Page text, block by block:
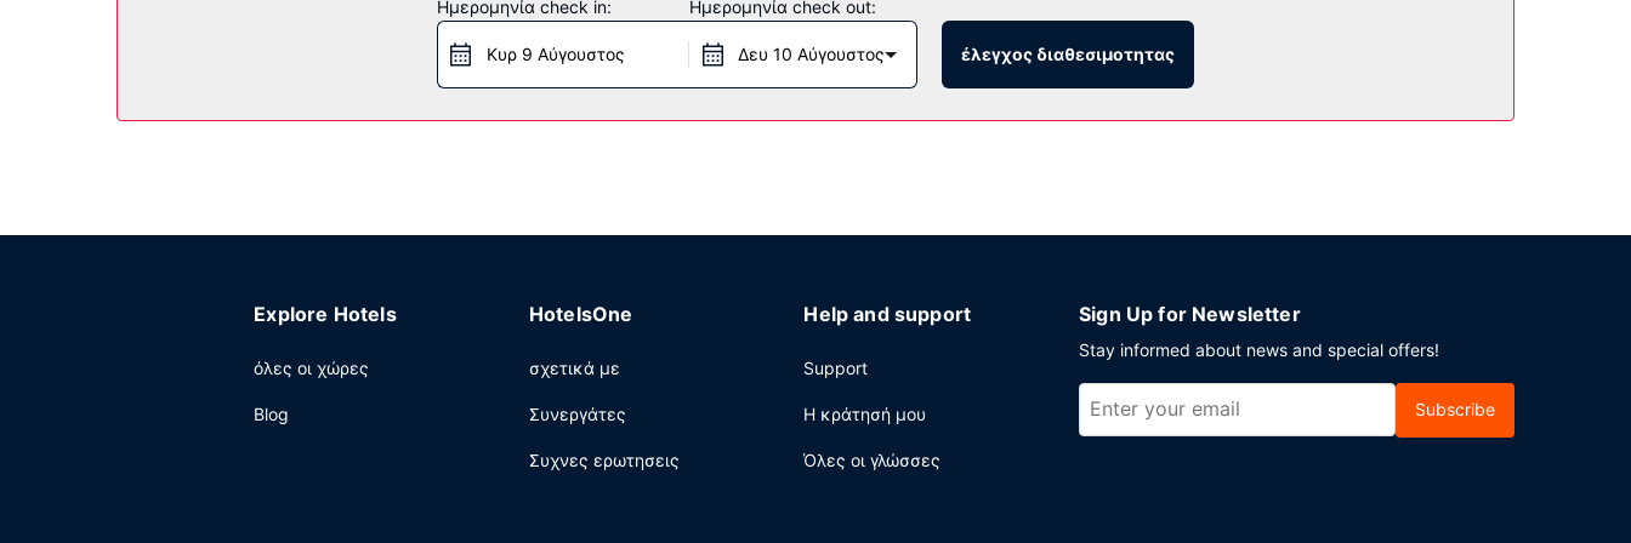
Στις σημαντικές παροχές περιλαμβάνονται ρεσεψιόν όλο το 24ωρο, καφές/τσάι στους κοινόχρηστους χώρους και ένας αυτόματος πωλητής. Στους χώρους μας
θα βρείτε δωρεάν στάθμευση χωρίς παρκαδόρο.
Ημερομηνία check in:
Κυρ 9 Αύγουστος
Ημερομηνία check out:
Δευ 10 Αύγουστος έλεγχος διαθεσιμοτητας
Explore Hotels
όλες οι χώρες
Blog
HotelsOne
σχετικά με
Συνεργάτες
Συχνες ερωτησεις
Help and support
Support
Η κράτησή μου
Όλες οι γλώσσες
Sign Up for Newsletter
Stay informed about news and special offers!
Subscribe